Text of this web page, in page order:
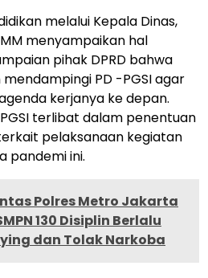
melalui Kepala Dinas,
menyampaikan hal
pihak DPRD bahwa
PD -PGSI agar
kerjanya ke depan.
terlibat dalam penentuan
pelaksanaan kegiatan
pandemi ini.
Polres Metro Jakarta
130 Disiplin Berlalu
dan Tolak Narkoba